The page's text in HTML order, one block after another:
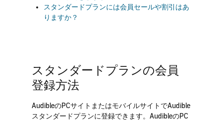
スタンダードプランには会員セールや割引はあ
りますか？
スタンダードプランの会員
登録方法
AudibleのPCサイトまたはモバイルサイトでAudible
スタンダードプランに登録できます。AudibleのPC